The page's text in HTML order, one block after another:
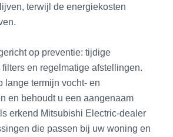
terwijl de energiekosten
op preventie: tijdige
en regelmatige afstellingen.
lange termijn vocht- en
en behoudt u een aangenaam
erkend Mitsubishi Electric-dealer
die passen bij uw woning en